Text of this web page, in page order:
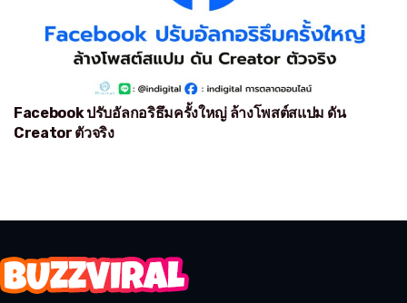
Facebook ปรับอัลกอริธึมครั้งใหญ่ ล้างโพสต์สแปม ดัน
Creator ตัวจริง